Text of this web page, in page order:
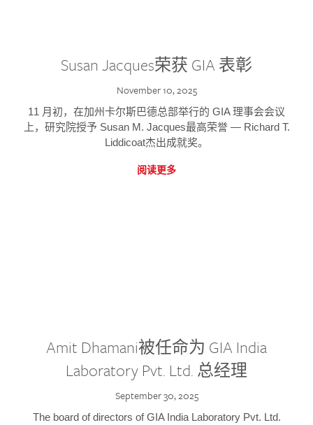
Susan Jacques荣获 GIA 表彰
November 10, 2025
11 月初，在加州卡尔斯巴德总部举行的 GIA 理事会会议
上，研究院授予 Susan M. Jacques最高荣誉 — Richard T.
Liddicoat杰出成就奖。
阅读更多
Amit Dhamani被任命为 GIA India
Laboratory Pvt. Ltd. 总经理
September 30, 2025
The board of directors of GIA India Laboratory Pvt. Ltd.